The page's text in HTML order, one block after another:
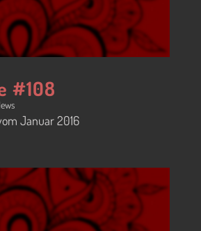
#108
Januar 2016